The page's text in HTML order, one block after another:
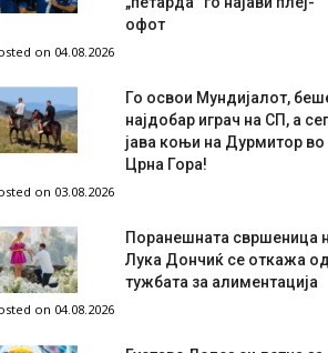
офот
on 04.08.2026
Го освои Мундијалот,
најдобар играч на СП, а
јава коњи на Дурмитор во
Црна Гора!
on 03.08.2026
Поранешната свршеница
Лука Дончиќ се откажа од
тужбата за алиментација
on 04.08.2026